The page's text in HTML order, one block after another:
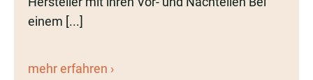
Treppenhaus
einem [...]
mehr erfahren Der